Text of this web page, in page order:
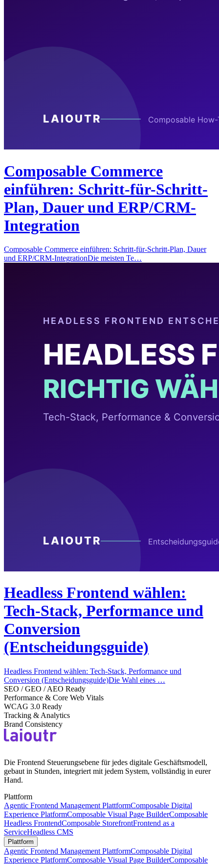
Composable Commerce
einführen: Schritt-für-Schritt-
Plan, Dauer und ERP/CRM-
Integration
Composable Commerce einführen: Schritt-für-Schritt-Plan, Dauer
und ERP/CRM-IntegrationDie meisten Te…
Headless Frontend wählen:
Tech-Stack, Performance und
Conversion
(Entscheidungsguide)
Headless Frontend wählen: Tech-Stack, Performance und
Conversion (Entscheidungsguide)Die Wahl eines …
SEO / GEO / AEO Ready
Performance & Core Web Vitals
WCAG 3.0 Ready
Tracking & Analytics
Brand Consistency
Die Frontend Steuerungsebene für jedes digitale Geschäftsmodell,
gebaut in Stunden, integriert mit jedem System, vollständig in eurer
Hand.
Plattform
Agentic Frontend Management PlattformComposable Digital
Experience PlatformComposable Visual Page BuilderComposable
Headless FrontendComposable StorefrontFrontend as a
ServiceHeadless CMS
Plattform
Agentic Frontend Management PlattformComposable Digital
Experience PlatformComposable Visual Page BuilderComposable